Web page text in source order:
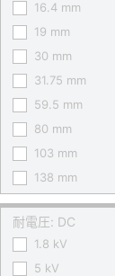
16.4 mm
19 mm
30 mm
31.75 mm
59.5 mm
80 mm
103 mm
138 mm
耐電圧: DC
1.8 kV
5 kV